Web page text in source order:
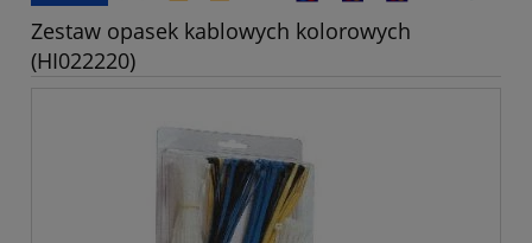
Zestaw opasek kablowych kolorowych
(HI022220)